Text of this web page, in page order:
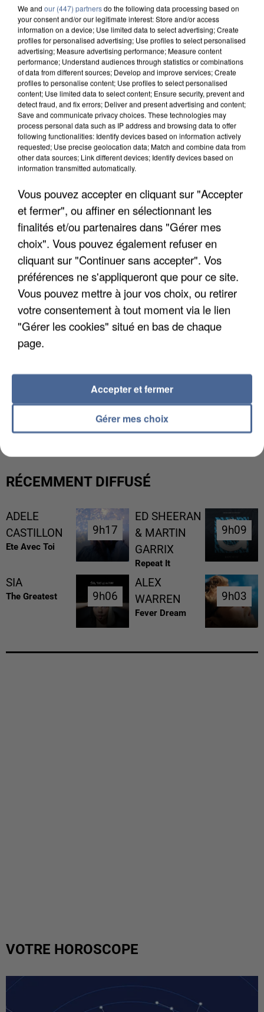
DE FAUNE SAUVAGE SONT...
L’UN DES FONDATEURS SUPPOSÉS DE LA DZ
MAFIA INTERPELLÉ EN ALGÉRIE
RÉCEMMENT DIFFUSÉ
ADELE
CASTILLON
Ete Avec Toi
9h17
9h17
ED SHEERAN
& MARTIN
GARRIX
Repeat It
9h09
9h09
SIA
The Greatest 9h06
9h06
ALEX
WARREN
Fever Dream
9h03
9h03
VOTRE HOROSCOPE
We and our (447) partnersdo the following data processing based on
your consent and/or our legitimate interest: Store and/or access
information on a device; Use limited data to select advertising; Create
profiles for personalised advertising; Use profiles to select personalised
advertising; Measure advertising performance; Measure content
performance; Understand audiences through statistics or combinations
of data from different sources; Develop and improve services; Create
profiles to personalise content; Use profiles to select personalised
content; Use limited data to select content; Ensure security, prevent and
detect fraud, and fix errors; Deliver and present advertising and content;
Save and communicate privacy choices. These technologies may
process personal data such as IP address and browsing data to offer
following functionalities: Identify devices based on information actively
requested; Use precise geolocation data; Match and combine data from
other data sources; Link different devices; Identify devices based on
information transmitted automatically.
Vous pouvez accepter en cliquant sur "Accepter
et fermer", ou affiner en sélectionnant les
finalités et/ou partenaires dans "Gérer mes
choix". Vous pouvez également refuser en
cliquant sur "Continuer sans accepter". Vos
préférences ne s'appliqueront que pour ce site.
Vous pouvez mettre à jour vos choix, ou retirer
votre consentement à tout moment via le lien
"Gérer les cookies" situé en bas de chaque
page.
Gérer mes choix
Accepter et fermer